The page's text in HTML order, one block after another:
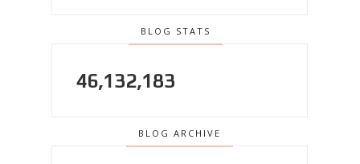
BLOG STATS
46,132,183
BLOG ARCHIVE